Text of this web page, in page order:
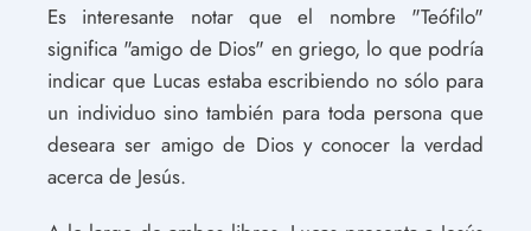
Es interesante notar que el nombre "Teófilo"
significa "amigo de Dios" en griego, lo que podría
indicar que Lucas estaba escribiendo no sólo para
un individuo sino también para toda persona que
deseara ser amigo de Dios y conocer la verdad
acerca de Jesús.